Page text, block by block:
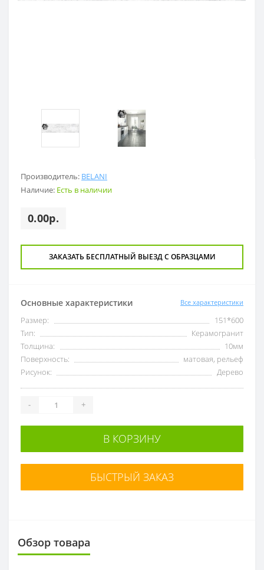
Производитель: BELANI
Наличие: Есть в наличии
0.00р.
ЗАКАЗАТЬ БЕСПЛАТНЫЙ ВЫЕЗД С ОБРАЗЦАМИ
Основные характеристики Все характеристики
Размер:
151*600
Тип:
Керамогранит
Толщина:
10мм
Поверхность:
матовая, рельеф
Рисунок:
Дерево
- +
В КОРЗИНУ
БЫСТРЫЙ ЗАКАЗ
Обзор товара